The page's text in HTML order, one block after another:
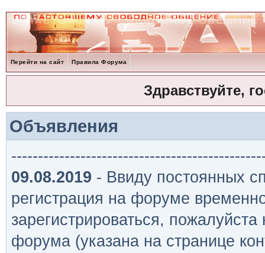
Перейти на сайт Правила Форума
Здравствуйте,
Объявления
09.08.2019 - Ввиду постоянных
регистрация на форуме
зарегистрироваться,
форума (указана на странице